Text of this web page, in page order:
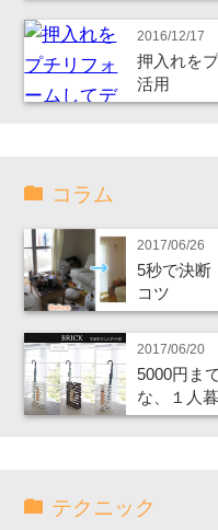
2016/12/17
押入れを
活用
コラム
2017/06/26
5秒で決断
コツ
2017/06/20
5000円ま
な、１人
テクニック